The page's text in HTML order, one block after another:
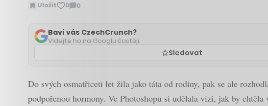
Uložit 0 0
Zobrazit
Baví vás CzechCrunch?
Vídejte ho na Googlu častěji.
Sledovat
Do svých osmatřiceti let žila jako táta od rodiny, pak se ale
podpořenou hormony. Ve Photoshopu si udělala vizi, jak by chtěla